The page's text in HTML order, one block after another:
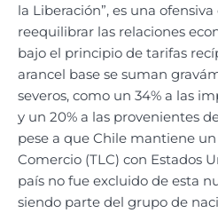
la Liberación”, es una
reequilibrar las relaciones
bajo el principio de tarifas
arancel base se suman
severos, como un 34% a las
y un 20% a las provenientes
pese a que Chile mantiene
Comercio (TLC) con Estados
país no fue excluido de esta
siendo parte del grupo de